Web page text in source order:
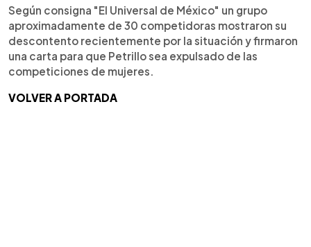
Según consigna "El Universal de México" un grupo
aproximadamente de 30 competidoras mostraron su
descontento recientemente por la situación y firmaron
una carta para que Petrillo sea expulsado de las
competiciones de mujeres.
VOLVER A PORTADA